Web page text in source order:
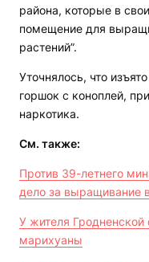
района, которые в
помещение для
растений”.
Уточнялось, что
горшок с коноплей,
наркотика.
См. также:
Против 39-летнего
дело за выращивание
У жителя Гродненской
марихуаны